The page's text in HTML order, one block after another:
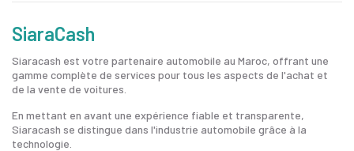
SiaraCash
Siaracash est votre partenaire automobile au Maroc, offrant une
gamme complète de services pour tous les aspects de l'achat et
de la vente de voitures.
En mettant en avant une expérience fiable et transparente,
Siaracash se distingue dans l'industrie automobile grâce à la
technologie.